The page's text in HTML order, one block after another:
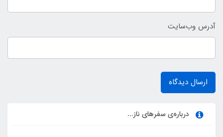
آدرس وب‌سایت
ارسال دیدگاه
درباره‌ی سفرهای ناز...